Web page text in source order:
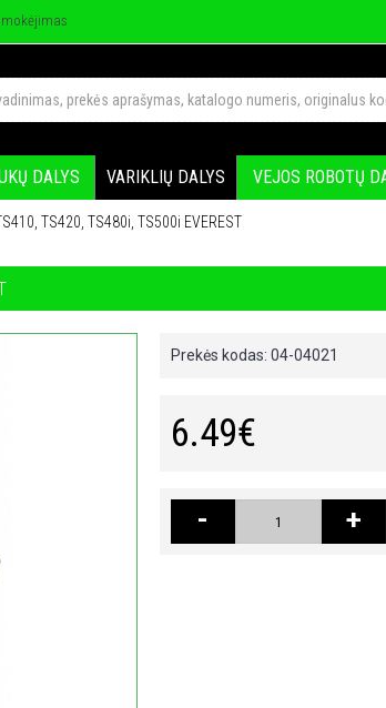
DALYS VARIKLIŲ DALYS VEJOS ROBOTŲ
TS420, TS480i, TS500i EVEREST
Prekės kodas: 04-04021
6.49€
- +